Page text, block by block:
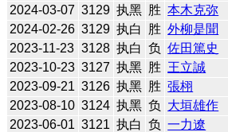
2024-03-07 3129 执黑 胜 本木克弥
2024-02-26 3129 执白 胜 外柳是聞
2023-11-23 3128 执白 负 佐田篤史
2023-10-23 3127 执黑 胜 王立誠
2023-09-21 3126 执黑 胜 張栩
2023-08-10 3124 执黑 负 大垣雄作
2023-06-01 3121 执白 负 一力遼